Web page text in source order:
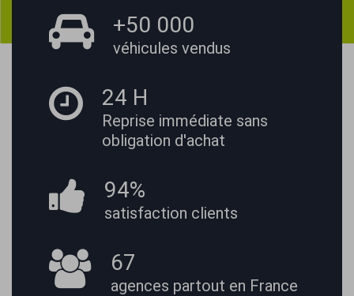
+50 000
véhicules vendus
24 H
Reprise immédiate sans
obligation d'achat
94%
satisfaction clients
67
agences partout en France